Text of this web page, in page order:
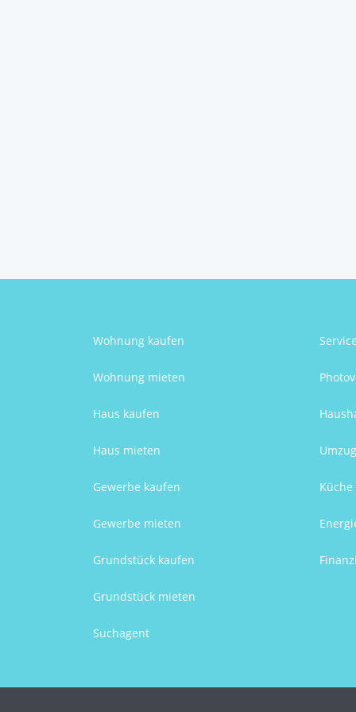
Wohnung kaufen
Wohnung mieten
Haus kaufen
Haus mieten
Gewerbe kaufen
Gewerbe mieten
Grundstück kaufen
Grundstück mieten
Suchagent